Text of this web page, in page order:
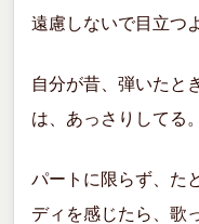
遠慮しないで目立つ
自分が昔、弾いたと
は、あっさりしてる
パートに限らず、た
ディを感じたら、歌